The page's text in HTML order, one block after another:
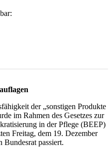
der „sonstigen Produkte
im Rahmen des Gesetzes zur
in der Pflege (BEEP)
Freitag, dem 19. Dezember
Bundesrat passiert.